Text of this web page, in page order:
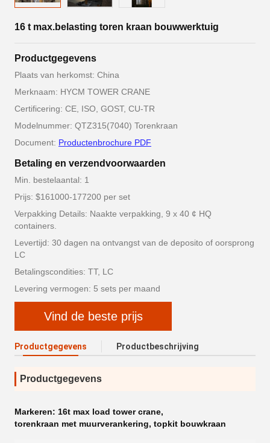
16 t max.belasting toren kraan bouwwerktuig
Productgegevens
Plaats van herkomst: China
Merknaam: HYCM TOWER CRANE
Certificering: CE, ISO, GOST, CU-TR
Modelnummer: QTZ315(7040) Torenkraan
Document: Productenbrochure PDF
Betaling en verzendvoorwaarden
Min. bestelaantal: 1
Prijs: $161000-177200 per set
Verpakking Details: Naakte verpakking, 9 x 40 ¢ HQ
containers.
Levertijd: 30 dagen na ontvangst van de deposito of oorsprong
LC
Betalingscondities: TT, LC
Levering vermogen: 5 sets per maand
Vind de beste prijs
Productgegevens Productbeschrijving
Productgegevens
Markeren: 16t max load tower crane,
torenkraan met muurverankering, topkit bouwkraan